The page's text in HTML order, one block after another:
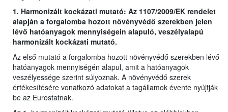
1. Harmonizált kockázati mutató: Az 1107/2009/EK rendelet
alapján a forgalomba hozott növényvédő szerekben jelen
lévő hatóanyagok mennyiségein alapuló, veszélyalapú
harmonizált kockázati mutató.
Az első mutató a forgalomba hozott növényvédő szerekben lévő
hatóanyagok mennyiségén alapul, amit a hatóanyagok
veszélyessége szerint súlyoznak. A növényvédő szerek
értékesítésére vonatkozó adatokat a tagállamok évente nyújtják
be az Eurostatnak.